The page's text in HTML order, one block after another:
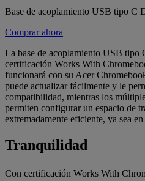
Base de acoplamiento USB tipo C
Comprar ahora
La base de acoplamiento USB tipo
certificación Works With
funcionará con su Acer
puede actualizar fácilmente y le
compatibilidad, mientras los
permiten configurar un espacio de
extremadamente eficiente, ya sea
Tranquilidad
Con certificación Works With